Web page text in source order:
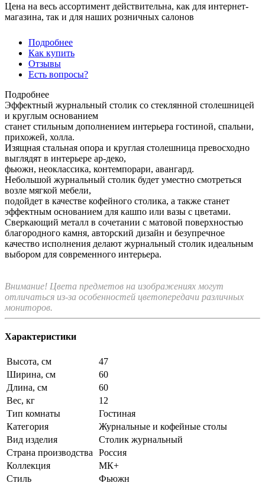
Цена на весь ассортимент действительна, как для интернет-
магазина, так и для наших розничных салонов
Подробнее
Как купить
Отзывы
Есть вопросы?
Подробнее
Эффектный журнальный столик со стеклянной столешницей
и круглым основанием
станет стильным дополнением интерьера гостиной, спальни,
прихожей, холла.
Изящная стальная опора и круглая столешница превосходно
выглядят в интерьере ар-деко,
фьюжн, неоклассика, контемпорари, авангард.
Небольшой журнальный столик будет уместно смотреться
возле мягкой мебели,
подойдет в качестве кофейного столика, а также станет
эффектным основанием для кашпо или вазы с цветами.
Сверкающий металл в сочетании с матовой поверхностью
благородного камня, авторский дизайн и безупречное
качество исполнения делают журнальный столик идеальным
выбором для современного интерьера.
Внимание! Цвета предметов на изображениях могут
отличаться из-за особенностей цветопередачи различных
мониторов.
Характеристики
Высота, см
47
Ширина, см
60
Длина, см
60
Вес, кг
12
Тип комнаты
Гостиная
Категория
Журнальные и кофейные столы
Вид изделия
Столик журнальный
Страна производства
Россия
Коллекция
МК+
Стиль
Фьюжн